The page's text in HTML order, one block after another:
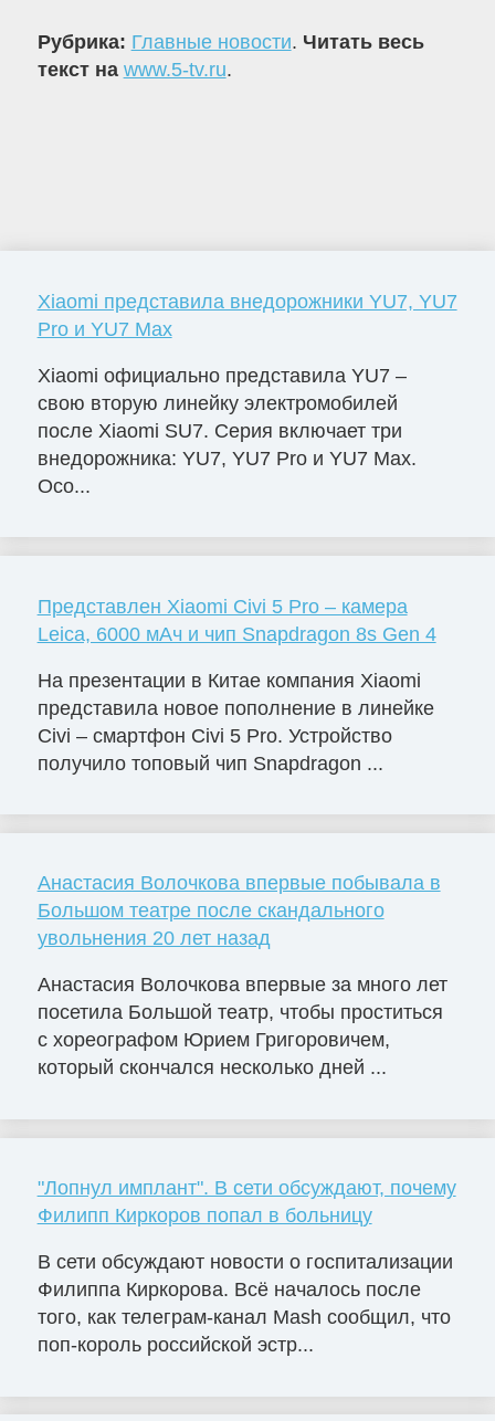
Рубрика: Главные новости. Читать весь
текст на www.5-tv.ru.
Xiaomi представила внедорожники YU7, YU7
Pro и YU7 Max
Xiaomi официально представила YU7 –
свою вторую линейку электромобилей
после Xiaomi SU7. Серия включает три
внедорожника: YU7, YU7 Pro и YU7 Max.
Осо...
Представлен Xiaomi Civi 5 Pro – камера
Leica, 6000 мАч и чип Snapdragon 8s Gen 4
На презентации в Китае компания Xiaomi
представила новое пополнение в линейке
Civi – смартфон Civi 5 Pro. Устройство
получило топовый чип Snapdragon ...
Анастасия Волочкова впервые побывала в
Большом театре после скандального
увольнения 20 лет назад
Анастасия Волочкова впервые за много лет
посетила Большой театр, чтобы проститься
с хореографом Юрием Григоровичем,
который скончался несколько дней ...
"Лопнул имплант". В сети обсуждают, почему
Филипп Киркоров попал в больницу
В сети обсуждают новости о госпитализации
Филиппа Киркорова. Всё началось после
того, как телеграм-канал Mash сообщил, что
поп-король российской эстр...